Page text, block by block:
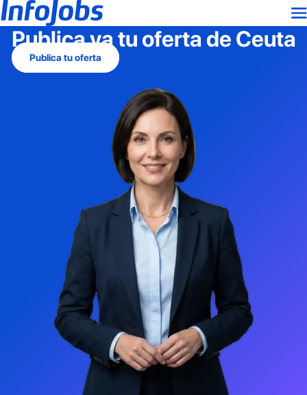
Publica ya tu oferta de Ceuta
Publica tu oferta